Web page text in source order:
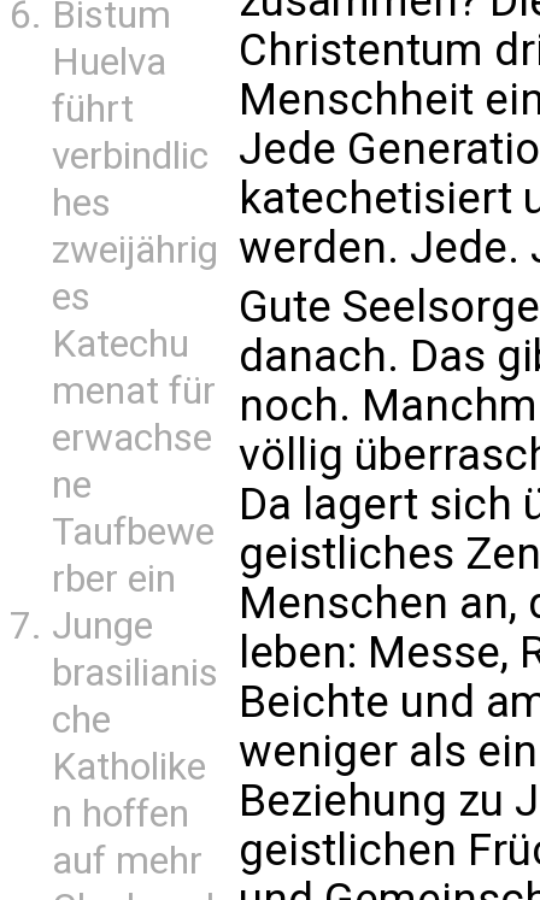
Bistum
Huelva
führt
verbindlic
hes
zweijährig
es
Katechu
menat für
erwachse
ne
Taufbewe
rber ein
Junge
brasilianis
che
Katholike
n hoffen
auf mehr
Christentum
Menschheit
Jede
katechetisiert
werden. Jede.
Gute
danach. Das
noch.
völlig
Da lagert sich
geistliches
Menschen an,
leben: Messe,
Beichte und
weniger als
Beziehung zu
geistlichen